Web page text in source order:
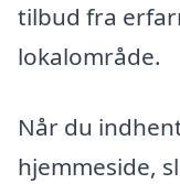
tilbud fra
lokalområde.
Når du
hjemmeside,